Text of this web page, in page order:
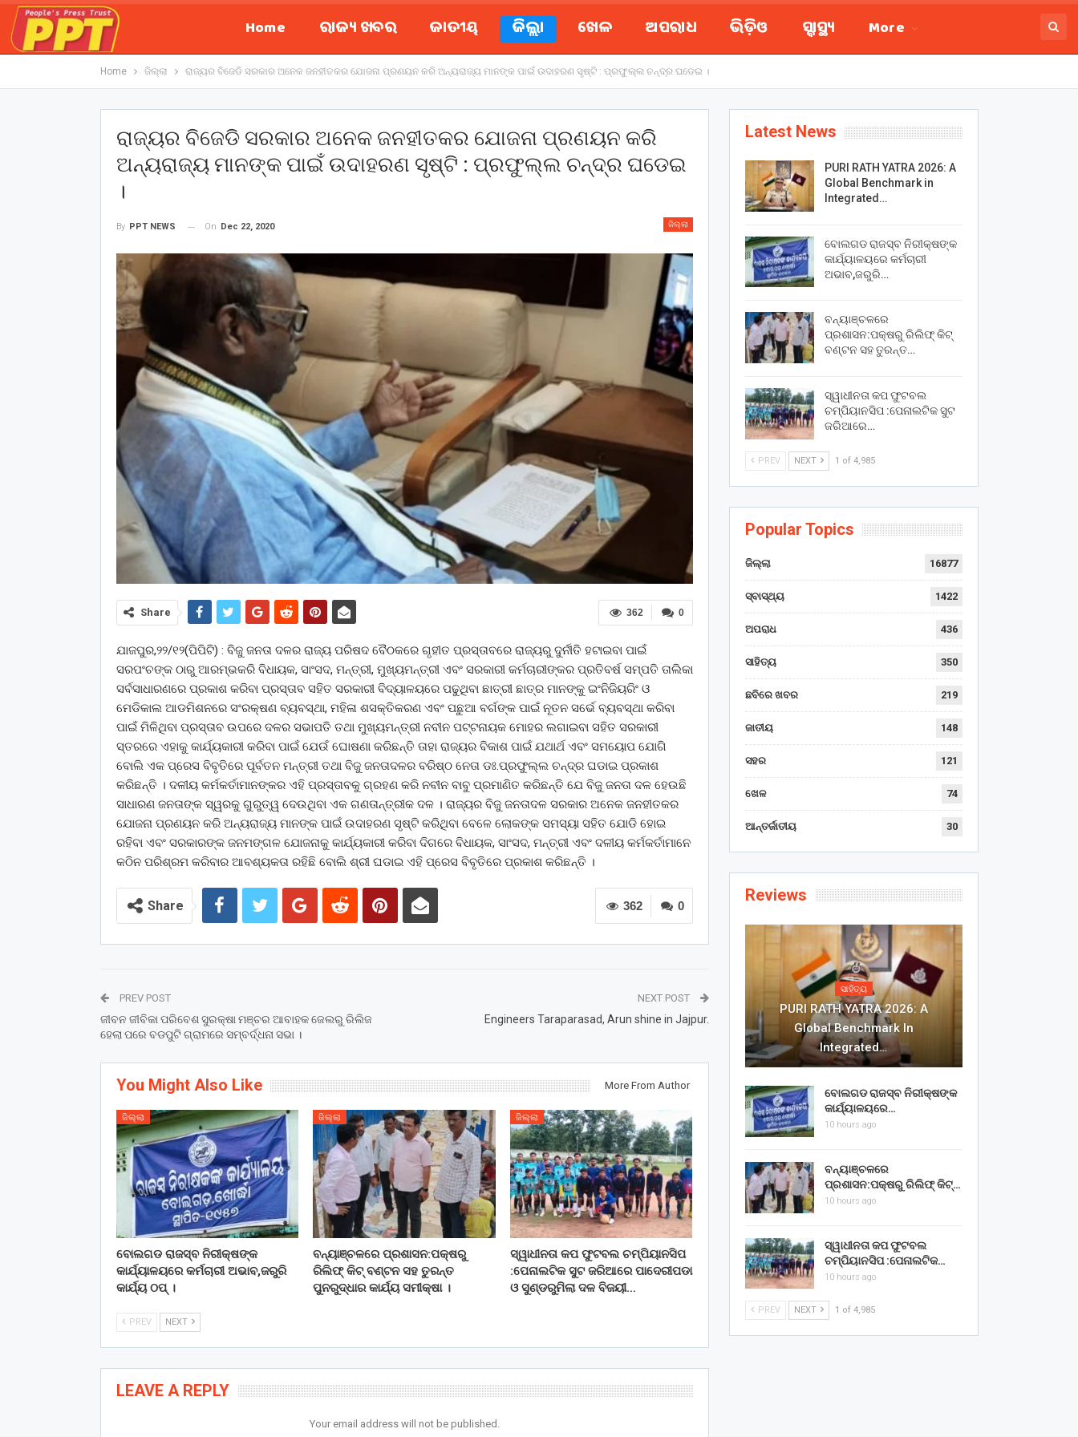
Home ରାଜ୍ୟ ଖବର ଜାତୀୟ ଜିଲ୍ଲା ଖେଳ ଅପରାଧ ଭିଡ଼ିଓ ସ୍ବାସ୍ଥ୍ୟ More
Home ଜିଲ୍ଲା ରାଜ୍ୟର ବିଜେଡି ସରକାର ଅନେକ ଜନହୀତକର ଯୋଜନା ପ୍ରଣୟନ କରି ଅନ୍ୟରାଜ୍ୟ ମାନଙ୍କ ପାଇଁ ଉଦାହରଣ ସୃଷ୍ଟି : ପ୍ରଫୁଲ୍ଲ ଚନ୍ଦ୍ର ଘଡେଇ ।
ରାଜ୍ୟର ବିଜେଡି ସରକାର ଅନେକ ଜନହୀତକର ଯୋଜନା ପ୍ରଣୟନ କରି
ଅନ୍ୟରାଜ୍ୟ ମାନଙ୍କ ପାଇଁ ଉଦାହରଣ ସୃଷ୍ଟି : ପ୍ରଫୁଲ୍ଲ ଚନ୍ଦ୍ର ଘଡେଇ
।
ଜିଲ୍ଲା
By PPT NEWS On Dec 22, 2020
0
362
Share
ଯାଜପୁର,୨୨/୧୨(ପିପିଟି) : ବିଜୁ ଜନତା ଦଳର ରାଜ୍ୟ ପରିଷଦ ବୈଠକରେ ଗୃହୀତ ପ୍ରସ୍ତାବରେ ରାଜ୍ୟରୁ ଦୁର୍ନୀତି ହଟାଇବା ପାଇଁ
ସରପଂଚଙ୍କ ଠାରୁ ଆରମ୍ଭକରି ବିଧାୟକ, ସାଂସଦ, ମନ୍ତ୍ରୀ, ମୁଖ୍ୟମନ୍ତ୍ରୀ ଏବଂ ସରକାରୀ କର୍ମଚାରୀଙ୍କର ପ୍ରତିବର୍ଷ ସମ୍ପତି ତାଲିକା
ସର୍ବସାଧାରଣରେ ପ୍ରକାଶ କରିବା ପ୍ରସ୍ତାବ ସହିତ ସରକାରୀ ବିଦ୍ୟାଳୟରେ ପଢୁଥିବା ଛାତ୍ରୀ ଛାତ୍ର ମାନଙ୍କୁ ଇଂନିଜିୟରିଂ ଓ
ମେଡିକାଲ ଆଡମିଶନରେ ସଂରକ୍ଷଣ ବ୍ୟବସ୍ଥା, ମହିଳା ଶସକ୍ତିକରଣ ଏବଂ ପଛୁଆ ବର୍ଗଙ୍କ ପାଇଁ ନୂତନ ସର୍ଭେ ବ୍ୟବସ୍ଥା କରିବା
ପାଇଁ ମିଳିଥିବା ପ୍ରସ୍ତାବ ଉପରେ ଦଳର ସଭାପତି ତଥା ମୁଖ୍ୟମନ୍ତ୍ରୀ ନବୀନ ପଟ୍ଟନାୟକ ମୋହର ଲଗାଇବା ସହିତ ସରକାରୀ
ସ୍ତରରେ ଏହାକୁ କାର୍ଯ୍ୟକାରୀ କରିବା ପାଇଁ ଯେଉଁ ଘୋଷଣା କରିଛନ୍ତି ତାହା ରାଜ୍ୟର ବିକାଶ ପାଇଁ ଯଥାର୍ଥ ଏବଂ ସମୟୋପ ଯୋଗି
ବୋଲି ଏକ ପ୍ରେସ ବିବୃତିରେ ପୂର୍ବତନ ମନ୍ତ୍ରୀ ତଥା ବିଜୁ ଜନତାଦଳର ବରିଷ୍ଠ ନେତା ଡଃ.ପ୍ରଫୁଲ୍ଲ ଚନ୍ଦ୍ର ଘଡାଇ ପ୍ରକାଶ
କରିଛନ୍ତି । ଦଳୀୟ କର୍ମକର୍ତାମାନଙ୍କର ଏହି ପ୍ରସ୍ତାବକୁ ଗ୍ରହଣ କରି ନବୀନ ବାବୁ ପ୍ରମାଣିତ କରିଛନ୍ତି ଯେ ବିଜୁ ଜନତା ଦଳ ହେଉଛି
ସାଧାରଣ ଜନତାଙ୍କ ସ୍ୱରକୁ ଗୁରୁତ୍ୱ ଦେଉଥିବା ଏକ ଗଣତାନ୍ତ୍ରୀକ ଦଳ । ରାଜ୍ୟର ବିଜୁ ଜନତାଦଳ ସରକାର ଅନେକ ଜନହୀତକର
ଯୋଜନା ପ୍ରଣୟନ କରି ଅନ୍ୟରାଜ୍ୟ ମାନଙ୍କ ପାଇଁ ଉଦାହରଣ ସୃଷ୍ଟି କରିଥିବା ବେଳେ ଲୋକଙ୍କ ସମସ୍ୟା ସହିତ ଯୋଡି ହୋଇ
ରହିବା ଏବଂ ସରକାରଙ୍କ ଜନମଙ୍ଗଳ ଯୋଜନାକୁ କାର୍ଯ୍ୟକାରୀ କରିବା ଦିଗରେ ବିଧାୟକ, ସାଂସଦ, ମନ୍ତ୍ରୀ ଏବଂ ଦଳୀୟ କର୍ମକର୍ତାମାନେ
କଠିନ ପରିଶ୍ରମ କରିବାର ଆବଶ୍ୟକତା ରହିଛି ବୋଲି ଶ୍ରୀ ଘଡାଇ ଏହି ପ୍ରେସ ବିବୃତିରେ ପ୍ରକାଶ କରିଛନ୍ତି ।
0
362
Share
PREV POST
ଜୀବନ ଜୀବିକା ପରିବେଶ ସୁରକ୍ଷା ମଞ୍ଚର ଆବାହକ ଜେଲରୁ ରିଲିଜ
ହେଲା ପରେ ବଡପୁଟି ଗ୍ରାମରେ ସମ୍ବର୍ଦ୍ଧନା ସଭା ।
NEXT POST
Engineers Taraparasad, Arun shine in Jajpur.
You Might Also Like More From Author
ଜିଲ୍ଲା
ବୋଲଗଡ ରାଜସ୍ବ ନିରୀକ୍ଷଙ୍କ
କାର୍ଯ୍ୟାଳୟରେ କର୍ମଚାରୀ ଅଭାବ,ଜରୁରି
କାର୍ଯ୍ୟ ଠପ୍ ।
ଜିଲ୍ଲା
ବନ୍ୟାଞ୍ଚଳରେ ପ୍ରଶାସନ:ପକ୍ଷରୁ
ରିଲିଫ୍ କିଟ୍ ବଣ୍ଟନ ସହ ତୁରନ୍ତ
ପୁନରୁଦ୍ଧାର କାର୍ଯ୍ୟ ସମୀକ୍ଷା ।
ଜିଲ୍ଲା
ସ୍ୱାଧୀନତା କପ ଫୁଟବଲ ଚମ୍ପିୟାନସିପ
:ପେନାଲଟିକ ସୁଟ ଜରିଆରେ ପାଦେରୀପଡା
ଓ ସୁଣ୍ଡରୁମିଲା ଦଳ ବିଜୟୀ…
PREV NEXT
LEAVE A REPLY
Your email address will not be published.
Latest News
PURI RATH YATRA 2026: A
Global Benchmark in
Integrated…
ବୋଲଗଡ ରାଜସ୍ବ ନିରୀକ୍ଷଙ୍କ
କାର୍ଯ୍ୟାଳୟରେ କର୍ମଚାରୀ
ଅଭାବ,ଜରୁରି…
ବନ୍ୟାଞ୍ଚଳରେ
ପ୍ରଶାସନ:ପକ୍ଷରୁ ରିଲିଫ୍ କିଟ୍
ବଣ୍ଟନ ସହ ତୁରନ୍ତ…
ସ୍ୱାଧୀନତା କପ ଫୁଟବଲ
ଚମ୍ପିୟାନସିପ :ପେନାଲଟିକ ସୁଟ
ଜରିଆରେ…
PREV NEXT 1 of 4,985
Popular Topics
ଜିଲ୍ଲା 16877
ସ୍ବାସ୍ଥ୍ୟ 1422
ଅପରାଧ 436
ସାହିତ୍ୟ 350
ଛବିରେ ଖବର 219
ଜାତୀୟ 148
ସହର 121
ଖେଳ 74
ଆନ୍ତର୍ଜାତୀୟ 30
Reviews
ସାହିତ୍ୟ
PURI RATH YATRA 2026: A
Global Benchmark In
Integrated…
ବୋଲଗଡ ରାଜସ୍ବ ନିରୀକ୍ଷଙ୍କ
କାର୍ଯ୍ୟାଳୟରେ…
10 hours ago
ବନ୍ୟାଞ୍ଚଳରେ
ପ୍ରଶାସନ:ପକ୍ଷରୁ ରିଲିଫ୍ କିଟ୍…
10 hours ago
ସ୍ୱାଧୀନତା କପ ଫୁଟବଲ
ଚମ୍ପିୟାନସିପ :ପେନାଲଟିକ…
10 hours ago
PREV NEXT 1 of 4,985